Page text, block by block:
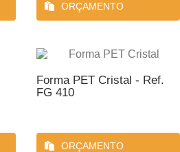
ORÇAMENTO
Forma PET Cristal - Ref.
FG 410
ORÇAMENTO